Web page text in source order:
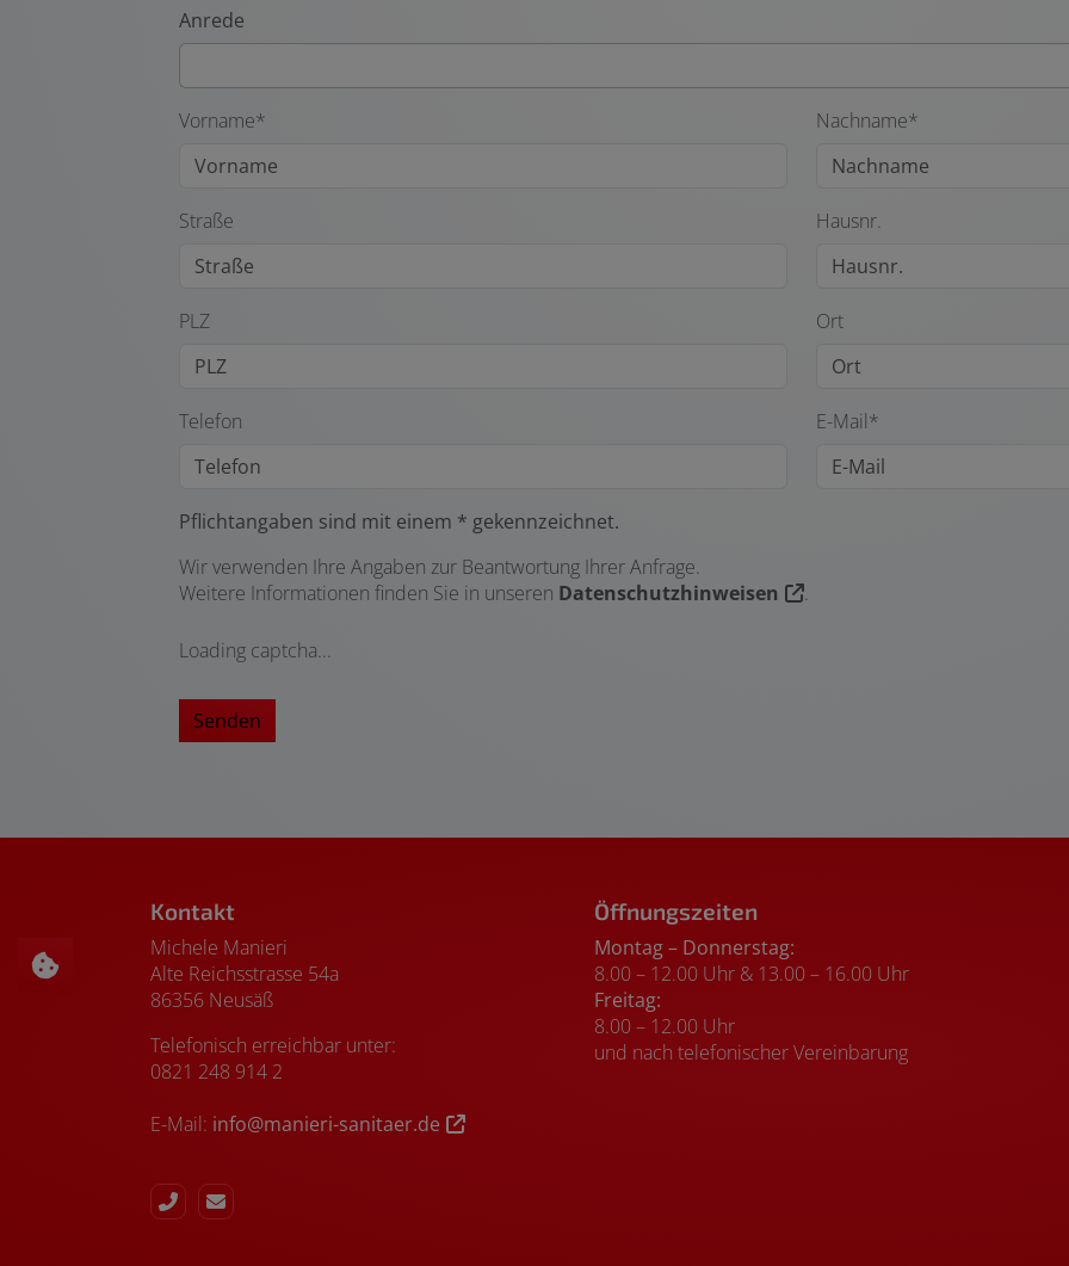
Anrede
Vorname* Nachname*
Straße Hausnr.
PLZ Ort
Telefon E-Mail*
Pflichtangaben sind mit einem * gekennzeichnet.
Wir verwenden Ihre Angaben zur Beantwortung Ihrer Anfrage.
Weitere Informationen finden Sie in unseren Datenschutzhinweisen .
Loading captcha...
Senden
Footer - Kontaktdaten und Öffnungszeiten
Kontakt
Michele Manieri
Alte Reichsstrasse 54a
86356 Neusäß
Telefonisch erreichbar unter:
0821 248 914 2
E-Mail: info@manieri-sanitaer.de
Öffnungszeiten
Montag – Donnerstag:
8.00 – 12.00 Uhr & 13.00 – 16.00 Uhr
Freitag:
8.00 – 12.00 Uhr
und nach telefonischer Vereinbarung